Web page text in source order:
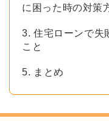
に困った時の対策
3. 住宅ローンで失
こと
5. まとめ